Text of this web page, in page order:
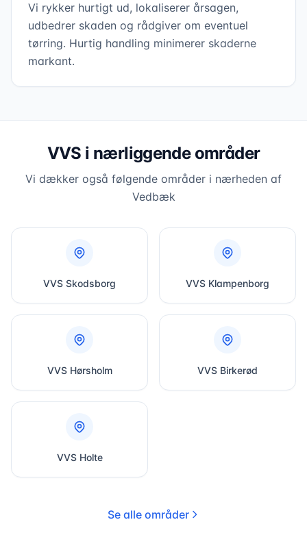
Vi rykker hurtigt ud, lokaliserer årsagen,
udbedrer skaden og rådgiver om eventuel
tørring. Hurtig handling minimerer skaderne
markant.
VVS i nærliggende områder
Vi dækker også følgende områder i nærheden af
Vedbæk
VVS Skodsborg VVS Klampenborg
VVS Hørsholm VVS Birkerød
VVS Holte
Se alle områder